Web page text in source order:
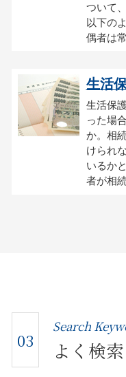
ついて
以下の
偶者は
生活
生活保
った場
か。相
けられ
いるか
者が相
03
Search
よく検